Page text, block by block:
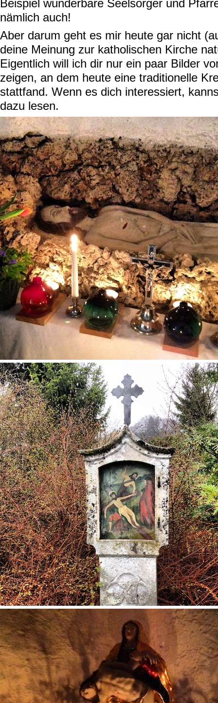
Beispiel wunderbare Seelsorger und
nämlich auch!
Aber darum geht es mir heute gar nicht
deine Meinung zur katholischen Kirche
Eigentlich will ich dir nur ein paar Bilder
zeigen, an dem heute eine traditionelle
stattfand. Wenn es dich interessiert,
dazu lesen.